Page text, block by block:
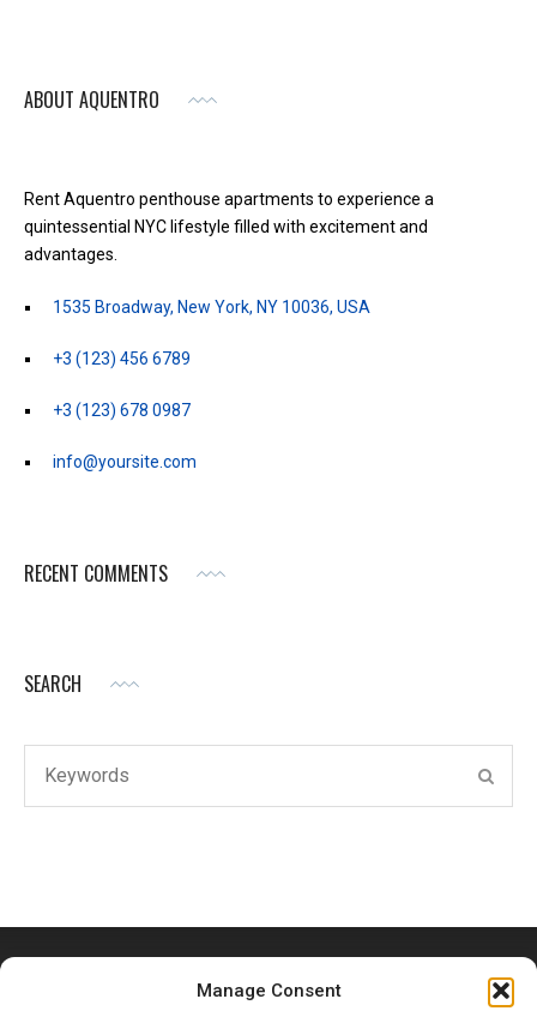
Manage Consent
ABOUT AQUENTRO
Rent Aquentro penthouse apartments to experience a
quintessential NYC lifestyle filled with excitement and
advantages.
1535 Broadway, New York, NY 10036, USA
+3 (123) 456 6789
+3 (123) 678 0987
info@yoursite.com
RECENT COMMENTS
SEARCH
for: